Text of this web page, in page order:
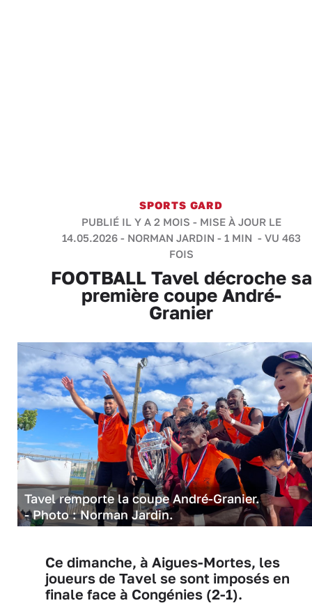
SPORTS GARD
PUBLIÉ IL Y A 2 MOIS - MISE À JOUR LE
14.05.2026 - NORMAN JARDIN - 1 MIN - VU 463
FOIS
FOOTBALL Tavel décroche sa
première coupe André-
Granier
Tavel remporte la coupe André-Granier.
- Photo : Norman Jardin.
Ce dimanche, à Aigues-Mortes, les
joueurs de Tavel se sont imposés en
finale face à Congénies (2-1).